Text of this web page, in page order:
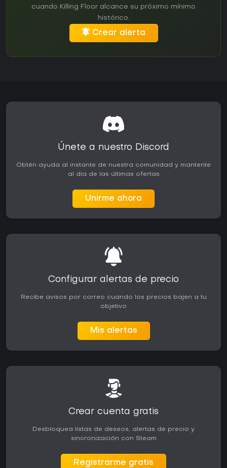
cuando Killing Floor alcance su próximo mínimo
histórico.
Crear alerta
Únete a nuestro Discord
Obtén ayuda al instante de nuestra comunidad y mantente
al día de las últimas ofertas
Unirme ahora
Configurar alertas de precio
Recibe avisos por correo cuando los precios bajen a tu
objetivo
Mis alertas
Crear cuenta gratis
Desbloquea listas de deseos, alertas de precio y
sincronización con Steam
Registrarme gratis